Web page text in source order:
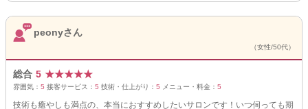
peonyさん
（女性/50代）
総合 5 ★★★★★
雰囲気： 5 接客サービス： 5 技術・仕上がり： 5 メニュー・料金： 5
技術も癒やしも満点の、本当におすすめしたいサロンです！いつ伺っても期